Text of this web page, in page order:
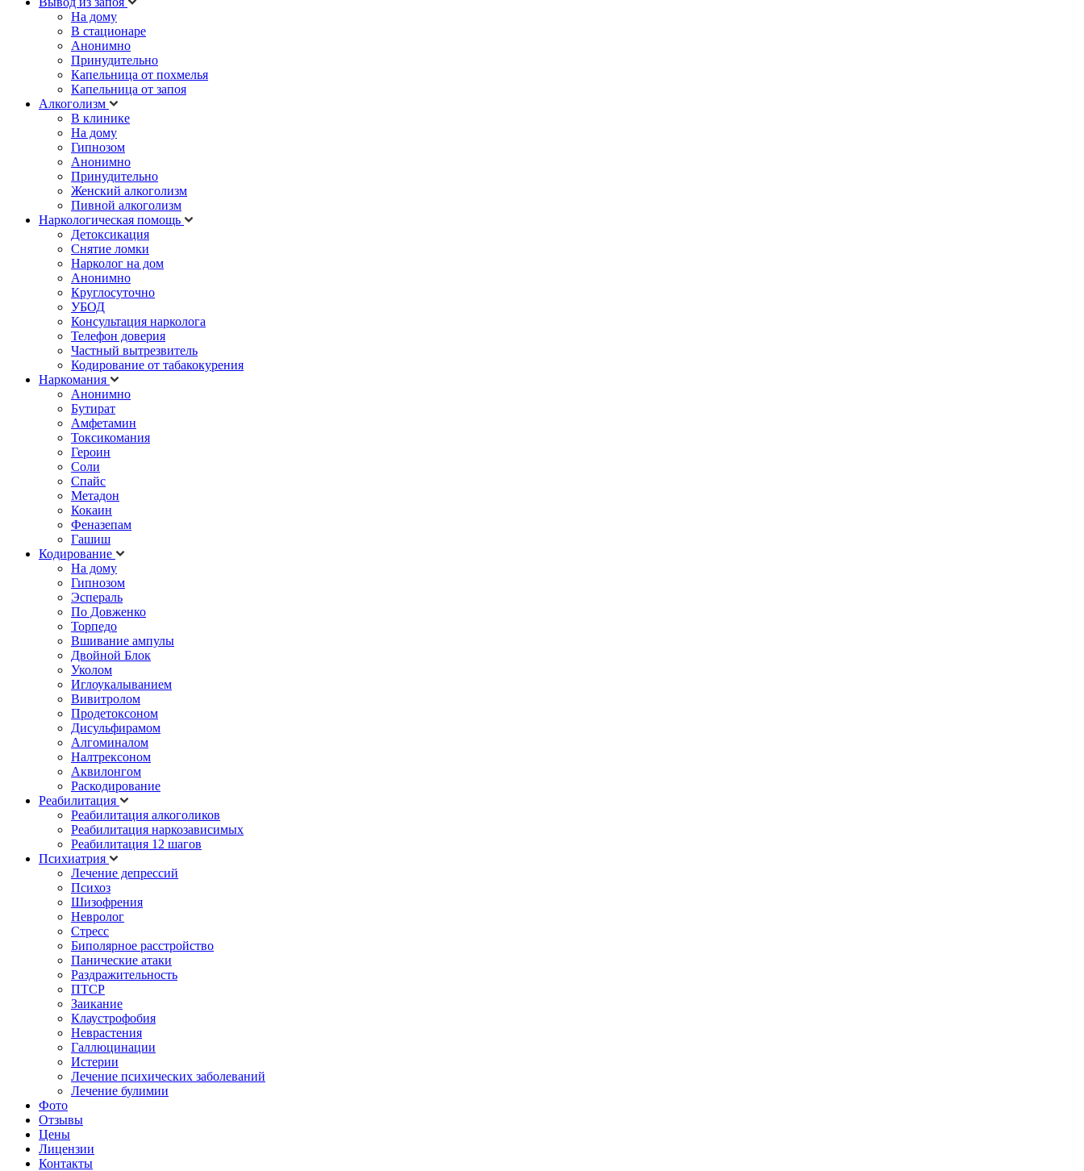
На дому
В стационаре
Анонимно
Принудительно
Капельница от похмелья
Капельница от запоя
Алкоголизм
В клинике
На дому
Гипнозом
Анонимно
Принудительно
Женский алкоголизм
Пивной алкоголизм
Наркологическая помощь
Детоксикация
Снятие ломки
Нарколог на дом
Анонимно
Круглосуточно
УБОД
Консультация нарколога
Телефон доверия
Частный вытрезвитель
Кодирование от табакокурения
Наркомания
Анонимно
Бутират
Амфетамин
Токсикомания
Героин
Соли
Спайс
Метадон
Кокаин
Феназепам
Гашиш
Кодирование
На дому
Гипнозом
Эспераль
По Довженко
Торпедо
Вшивание ампулы
Двойной Блок
Уколом
Иглоукалыванием
Вивитролом
Продетоксоном
Дисульфирамом
Алгоминалом
Налтрексоном
Аквилонгом
Раскодирование
Реабилитация
Реабилитация алкоголиков
Реабилитация наркозависимых
Реабилитация 12 шагов
Психиатрия
Лечение депрессий
Психоз
Шизофрения
Невролог
Стресс
Биполярное расстройство
Панические атаки
Раздражительность
ПТСР
Заикание
Клаустрофобия
Неврастения
Галлюцинации
Истерии
Лечение психических заболеваний
Лечение булимии
Фото
Отзывы
Цены
Лицензии
Контакты